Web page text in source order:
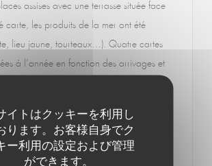
イトはクッキーを利用し
ります。お客様自身でク
ー利用の設定および管理
ができます。
assises avec une terrasse située face
carte, les produits de la mer ont été
lieu jaune, tourteaux…). Quatre cartes
à l’année en fonction des arrivages et
€ (entrée, plat et dessert). Le chef